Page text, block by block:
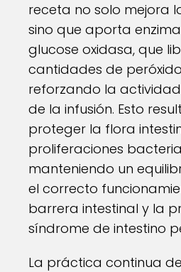
receta no solo mejora
sino que aporta
glucose oxidasa, que
cantidades de
reforzando la
de la infusión. Esto
proteger la flora
proliferaciones
manteniendo un
el correcto
barrera intestinal y la
síndrome de intestino
La práctica continua